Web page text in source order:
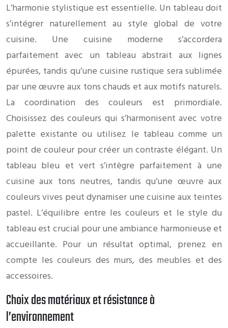
L’harmonie stylistique est essentielle. Un tableau doit
s’intégrer naturellement au style global de votre
cuisine. Une cuisine moderne s’accordera
parfaitement avec un tableau abstrait aux lignes
épurées, tandis qu’une cuisine rustique sera sublimée
par une œuvre aux tons chauds et aux motifs naturels.
La coordination des couleurs est primordiale.
Choisissez des couleurs qui s’harmonisent avec votre
palette existante ou utilisez le tableau comme un
point de couleur pour créer un contraste élégant. Un
tableau bleu et vert s’intègre parfaitement à une
cuisine aux tons neutres, tandis qu’une œuvre aux
couleurs vives peut dynamiser une cuisine aux teintes
pastel. L’équilibre entre les couleurs et le style du
tableau est crucial pour une ambiance harmonieuse et
accueillante. Pour un résultat optimal, prenez en
compte les couleurs des murs, des meubles et des
accessoires.
Choix des matériaux et résistance à
l’environnement